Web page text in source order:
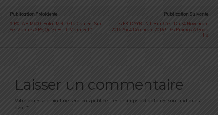
Publication Précédente
POLAR M600 : Polar Met De La Couleur Sur
Ses Montres GPS, Qu'en Est-Il Vraiment ?
Publication Suivante
Les FRIDAYRUN I-Run C'est Du 24 Novembre
2016 Au 4 Décembre 2016 ! Des Promos À Gogo
!
Laisser un commentaire
Votre adresse e-mail ne sera pas publiée. Les champs obligatoires sont indiqués
avec *